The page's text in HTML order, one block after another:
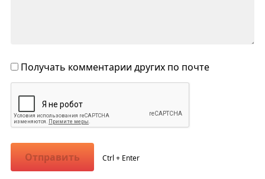
Получать комментарии других по почте
Отправить Ctrl + Enter